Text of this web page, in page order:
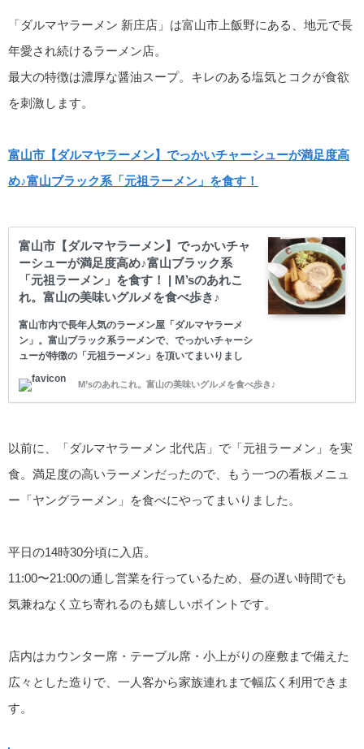
「ダルマヤラーメン 新庄店」は富山市上飯野にある、地元で長
年愛され続けるラーメン店。
最大の特徴は濃厚な醤油スープ。キレのある塩気とコクが食欲
を刺激します。
富山市【ダルマヤラーメン】でっかいチャーシューが満足度高
め♪富山ブラック系「元祖ラーメン」を食す！
富山市【ダルマヤラーメン】でっかいチャ
ーシューが満足度高め♪富山ブラック系
「元祖ラーメン」を食す！ | M’sのあれこ
れ。富山の美味いグルメを食べ歩き♪
富山市内で長年人気のラーメン屋「ダルマヤラーメ
ン」。富山ブラック系ラーメンで、でっかいチャーシ
ューが特徴の「元祖ラーメン」を頂いてまいりまし
差点を南に曲がり県道207号線を進みます。1.5
M’sのあれこれ。富山の美味いグルメを食べ歩き♪
以前に、「ダルマヤラーメン 北代店」で「元祖ラーメン」を実
食。満足度の高いラーメンだったので、もう一つの看板メニュ
ー「ヤングラーメン」を食べにやってまいりました。
平日の14時30分頃に入店。
11:00〜21:00の通し営業を行っているため、昼の遅い時間でも
気兼ねなく立ち寄れるのも嬉しいポイントです。
店内はカウンター席・テーブル席・小上がりの座敷まで備えた
広々とした造りで、一人客から家族連れまで幅広く利用できま
す。